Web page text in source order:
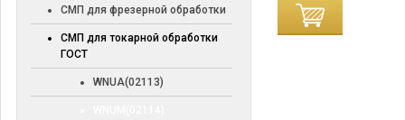
СМП для фрезерной обработки
СМП для токарной обработки
ГОСТ
WNUA(02113)